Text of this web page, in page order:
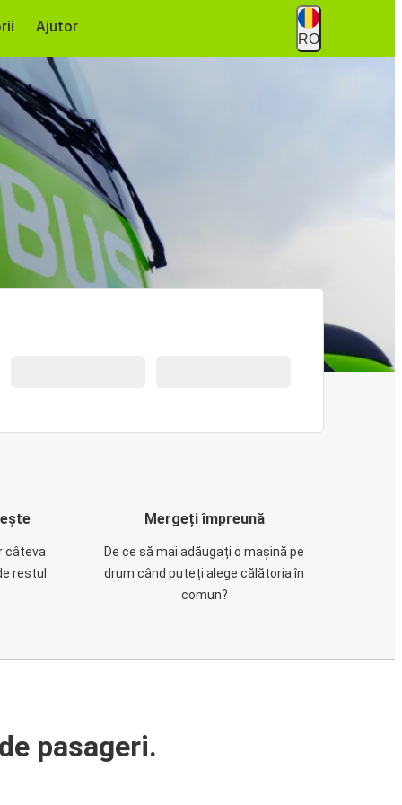
Ajutor
RO
câteva
restul
Mergeți împreună
De ce să mai adăugați o mașină pe
drum când puteți alege călătoria în
comun?
pasageri.